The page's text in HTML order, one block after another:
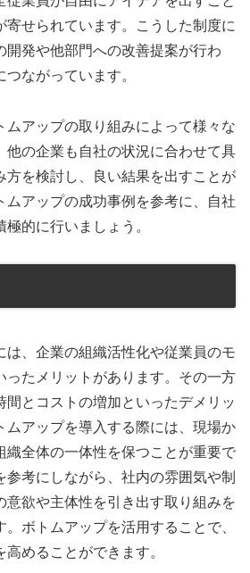
寄せられています。こうした制度に
開発や他部門への改善提案が行わ
ながっています。
ムアップの取り組みによって様々な
他の企業も自社の状況に合わせて具
方を検討し、良い結果を出すことが
ムアップの成功事例を参考に、自社
的に行いましょう。
は、企業の組織活性化や従業員のモ
ったメリットがあります。その一方
間とコストの増加といったデメリッ
ムアップを導入する際には、現場か
織全体の一体性を保つことが重要で
参考にしながら、社内の雰囲気や制
意欲や主体性を引き出す取り組みを
ボトムアップを活用することで、
めることができます。